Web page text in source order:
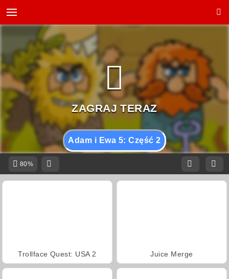
Adam i Ewa 5: Część 2
80%
Trollface Quest: USA 2 Juice Merge